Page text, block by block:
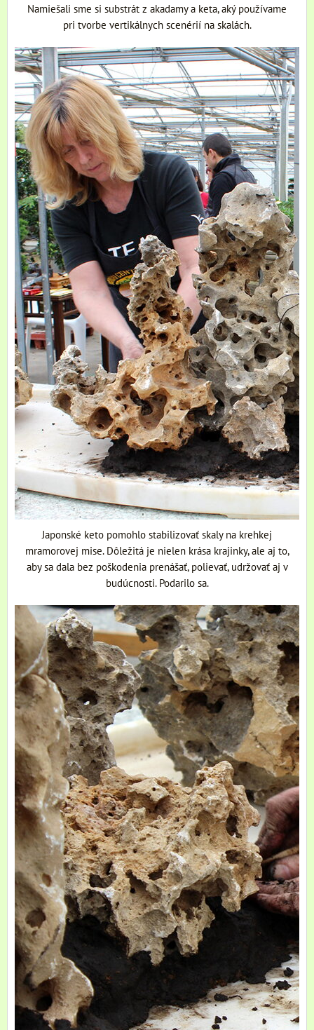
Namiešali sme si substrát z akadamy a keta, aký používame
pri tvorbe vertikálnych scenérií na skalách.
Japonské keto pomohlo stabilizovať skaly na krehkej
mramorovej mise. Dôležitá je nielen krása krajinky, ale aj to,
aby sa dala bez poškodenia prenášať, polievať, udržovať aj v
budúcnosti. Podarilo sa.